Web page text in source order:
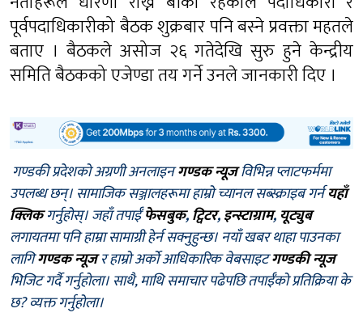
पूर्वपदाधिकारीको बैठक शुक्रबार पनि बस्ने प्रवक्ता महतले
बताए । बैठकले असोज २६ गतेदेखि सुरु हुने केन्द्रीय
समिति बैठकको एजेण्डा तय गर्ने उनले जानकारी दिए ।
गण्डकी प्रदेशको अग्रणी अनलाइनगण्डक न्यूजविभिन्न प्लाटफर्ममा
उपलब्ध छन्। सामाजिक सञ्जालहरूमा हाम्रो च्यानल सब्स्क्राइब गर्नयहाँ
क्लिकगर्नुहोस्। जहाँ तपाईँफेसबुक,ट्विटर,इन्स्टाग्राम, यूट्युब
लगायतमा पनि हाम्रा सामाग्री हेर्न सक्नुहुन्छ। नयाँ खबर थाहा पाउनका
लागिगण्डक न्यूजर हाम्रो अर्को आधिकारिक वेबसाइटगण्डकी न्यूज
भिजिट गर्दै गर्नुहोला। साथै, माथि समाचार पढेपछि तपाईँको प्रतिक्रिया के
छ? व्यक्त गर्नुहोला।